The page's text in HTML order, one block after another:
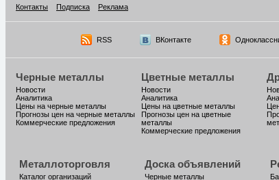
Контакты
Подписка Реклама
RSS ВКонтакте
Черные металлы
Новости
Аналитика
Цены на черные металлы
Прогнозы цен на черные металлы
Коммерческие предложения
Цветные металлы
Новости
Аналитика
Цены на цветные металлы
Прогнозы цен на цветные
металлы
Коммерческие предложения
Металлоторговля
Каталог организаций
Доска объявлений
Черные металлы